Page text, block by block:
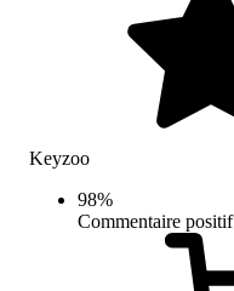
Keyzoo
98%
Commentaire positif